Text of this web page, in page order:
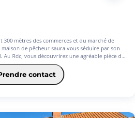
300 mètres des commerces et du marché de
de pêcheur saura vous séduire par son
Rdc, vous découvrirez une agréable pièce de
ainsi qu'un WC et une salle d'eau. À
À l'extérieur, profitez d'une cour
de multiples possibilités de rangement ou
Une maison idéale pour une résidence
contact